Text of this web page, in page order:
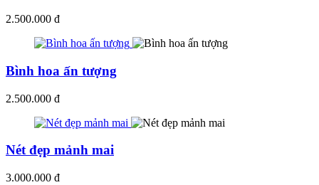
2.500.000 đ
Bình hoa ấn tượng
2.500.000 đ
Nét đẹp mảnh mai
3.000.000 đ